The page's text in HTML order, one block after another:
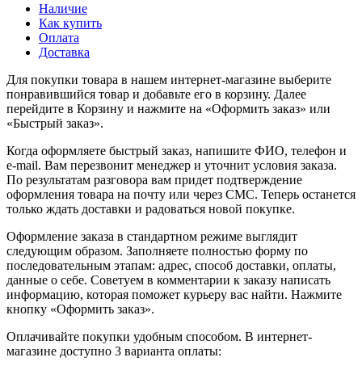
Наличие
Как купить
Оплата
Доставка
Для покупки товара в нашем интернет-магазине выберите
понравившийся товар и добавьте его в корзину. Далее
перейдите в Корзину и нажмите на «Оформить заказ» или
«Быстрый заказ».
Когда оформляете быстрый заказ, напишите ФИО, телефон и
e-mail. Вам перезвонит менеджер и уточнит условия заказа.
По результатам разговора вам придет подтверждение
оформления товара на почту или через СМС. Теперь останется
только ждать доставки и радоваться новой покупке.
Оформление заказа в стандартном режиме выглядит
следующим образом. Заполняете полностью форму по
последовательным этапам: адрес, способ доставки, оплаты,
данные о себе. Советуем в комментарии к заказу написать
информацию, которая поможет курьеру вас найти. Нажмите
кнопку «Оформить заказ».
Оплачивайте покупки удобным способом. В интернет-
магазине доступно 3 варианта оплаты: